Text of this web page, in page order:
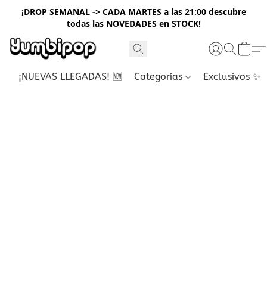
¡DROP SEMANAL -> CADA MARTES a las 21:00 descubre
todas las NOVEDADES en STOCK!
¡NUEVAS LLEGADAS! 🆕 Categorías Exclusivos ✨